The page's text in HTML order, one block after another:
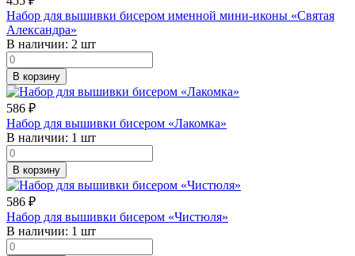
Набор для вышивки бисером именной мини-иконы «Святая
Александра»
В наличии: 2 шт
В корзину
586 ₽
Набор для вышивки бисером «Лакомка»
В наличии: 1 шт
В корзину
586 ₽
Набор для вышивки бисером «Чистюля»
В наличии: 1 шт